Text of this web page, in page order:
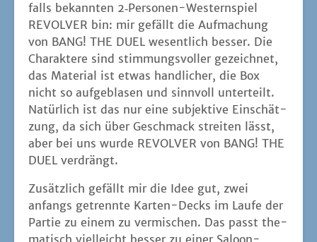
falls bekann­ten 2‑Per­so­nen-Wes­tern­spiel
REVOLVER bin: mir gefällt die Auf­ma­chung
von BANG! THE DUEL wesent­lich bes­ser. Die
Cha­rak­te­re sind stim­mungs­vol­ler gezeich­net,
das Mate­ri­al ist etwas hand­li­cher, die Box
nicht so auf­ge­bla­sen und sinn­voll unter­teilt.
Natür­lich ist das nur eine sub­jek­ti­ve Ein­schät­
zung, da sich über Geschmack strei­ten lässt,
aber bei uns wur­de REVOLVER von BANG! THE
DUEL verdrängt.
Zusätz­lich gefällt mir die Idee gut, zwei
anfangs getrenn­te Kar­ten-Decks im Lau­fe der
Par­tie zu einem zu ver­mi­schen. Das passt the­
ma­tisch viel­leicht bes­ser zu einer Saloon-